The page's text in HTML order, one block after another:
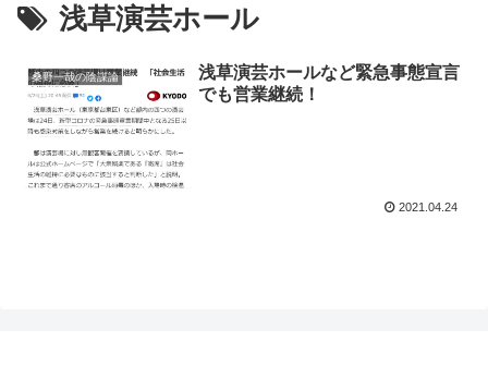
浅草演芸ホール
桑野一哉の陰謀論
浅草演芸ホールなど緊急事態宣言
でも営業継続！
2021.04.24